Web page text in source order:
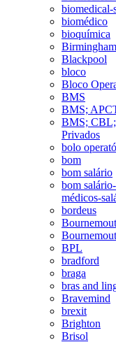
biomedical-
biomédico
bioquímica
Birmingham
Blackpool
bloco
Bloco
BMS
BMS;
BMS; CBL;
Privados
bolo
bom
bom salário
bom
médicos-
bordeus
BPL
bradford
braga
bras and
Bravemind
brexit
Brighton
Brisol